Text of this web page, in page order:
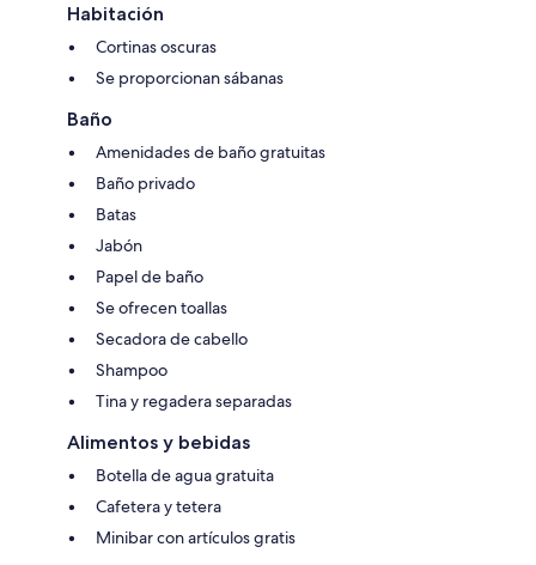
Habitación
Cortinas oscuras
Se proporcionan sábanas
Baño
Amenidades de baño gratuitas
Baño privado
Batas
Jabón
Papel de baño
Se ofrecen toallas
Secadora de cabello
Shampoo
Tina y regadera separadas
Alimentos y bebidas
Botella de agua gratuita
Cafetera y tetera
Minibar con artículos gratis